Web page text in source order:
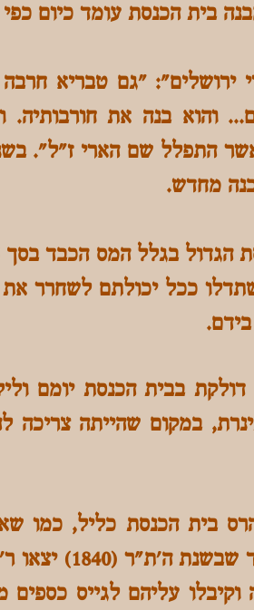
"גם טבריא חרבה
והוא בנה את
מחדש.
השתדלו ככל יכולתם
בבית הכנסת יומם
במקום שהייתה
בשנת ה'תקצ"ז (1837) נהרס בית
שהיו בטבריה. שנים
עליהם לגייס כספים